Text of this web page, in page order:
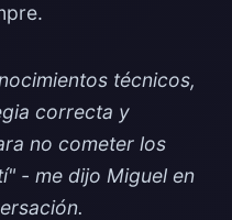
técnicos,
correcta y
no cometer los
- me dijo Miguel en